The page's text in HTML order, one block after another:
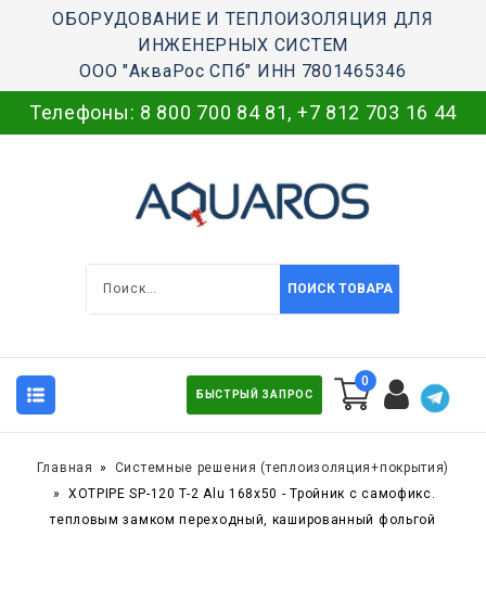
ОБОРУДОВАНИЕ И ТЕПЛОИЗОЛЯЦИЯ ДЛЯ
ИНЖЕНЕРНЫХ СИСТЕМ
ООО "АкваРос СПб" ИНН 7801465346
Телефоны: 8 800 700 84 81, +7 812 703 16 44
ПОИСК ТОВАРА
БЫСТРЫЙ ЗАПРОС
0
Главная
Системные решения (теплоизоляция+покрытия)
XOTPIPE SP-120 T-2 Alu 168x50 - Тройник c самофикс.
тепловым замком переходный, кашированный фольгой